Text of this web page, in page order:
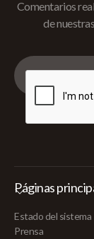
Comentarios
de
Páginas
Estado del sistema
Prensa